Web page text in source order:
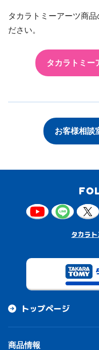
タカラトミーアーツ商
ださい。
タカラトミー
お客様相談
タカラ
トップページ
商品情報